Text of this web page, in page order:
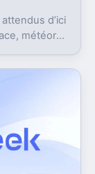
d’ici
météore